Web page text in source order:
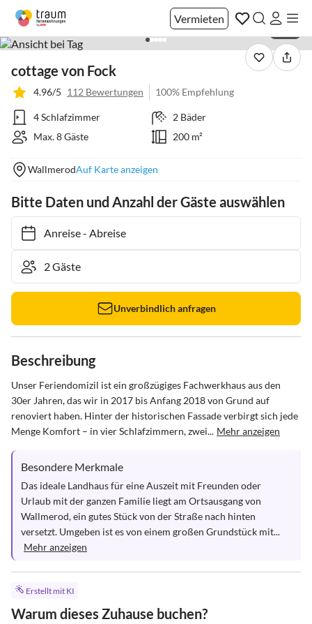
Vermieten
cottage von Fock
4.96/5 112 Bewertungen 100% Empfehlung
4 Schlafzimmer
2 Bäder
Max. 8 Gäste
200 m²
WallmerodAuf Karte anzeigen
Bitte Daten und Anzahl der Gäste auswählen
Anreise- Abreise
Unverbindlich anfragen
Beschreibung
Unser Feriendomizil ist ein großzügiges Fachwerkhaus aus den
30er Jahren, das wir in 2017 bis Anfang 2018 von Grund auf
renoviert haben. Hinter der historischen Fassade verbirgt sich jede
Menge Komfort – in vier Schlafzimmern, zwei... Mehr anzeigen
Besondere Merkmale
Das ideale Landhaus für eine Auszeit mit Freunden oder
Urlaub mit der ganzen Familie liegt am Ortsausgang von
Wallmerod, ein gutes Stück von der Straße nach hinten
versetzt. Umgeben ist es von einem großen Grundstück mit...
Mehr anzeigen
Erstellt mit KI
Warum dieses Zuhause buchen?